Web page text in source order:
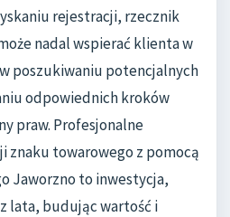
rejestracji, rzecznik
nadal wspierać klienta w
poszukiwaniu potencjalnych
odpowiednich kroków
praw. Profesjonalne
znaku towarowego z pomocą
Jaworzno to inwestycja,
lata, budując wartość i